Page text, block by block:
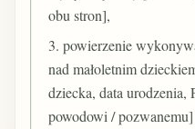
obu stron],
3. powierzenie
nad małoletnim
dziecka, data
powodowi /